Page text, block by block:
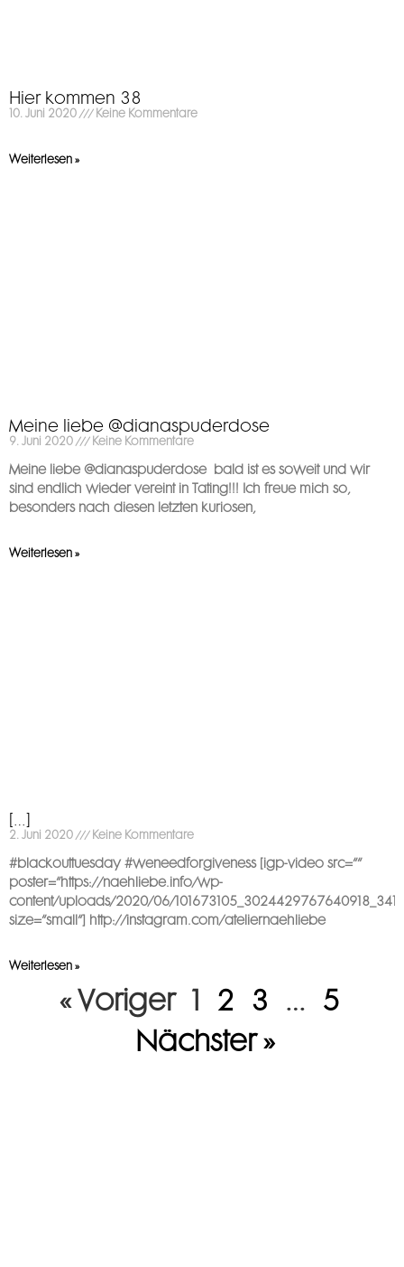
Hier kommen 38
10. Juni 2020 Keine Kommentare
Weiterlesen »
Meine liebe @dianaspuderdose
9. Juni 2020 Keine Kommentare
Meine liebe @dianaspuderdose ️ bald ist es soweit und wir
sind endlich wieder vereint in Tating!!! Ich freue mich so,
besonders nach diesen letzten kuriosen,
Weiterlesen »
[…]
2. Juni 2020 Keine Kommentare
#blackouttuesday #weneedforgiveness [igp-video src=““
poster=“https://naehliebe.info/wp-
content/uploads/2020/06/
size=“small“] http://instagram.com/ateliernaehliebe
Weiterlesen »
« Voriger 1 2 3 … 5
Nächster »